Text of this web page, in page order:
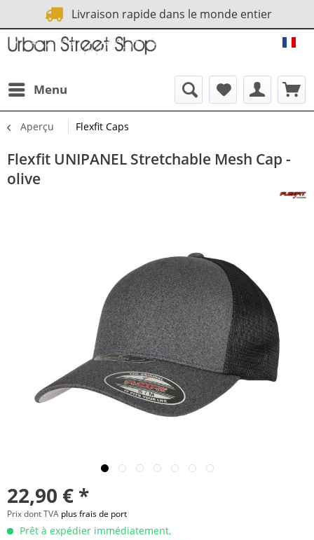
Livraison rapide dans le monde entier
Menu
Aperçu Flexfit Caps
Flexfit UNIPANEL Stretchable Mesh Cap -
olive
22,90 € *
Prix dont TVA plus frais de port
Prêt à expédier immédiatement,